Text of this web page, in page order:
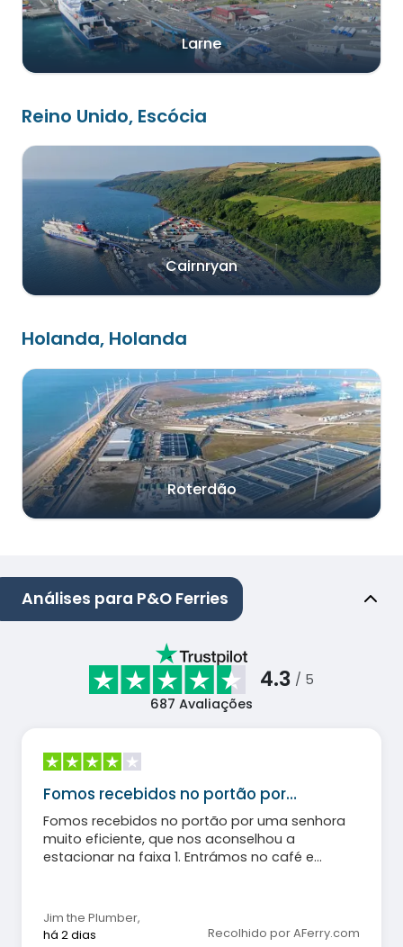
Larne
Reino Unido, Escócia
Cairnryan
Holanda, Holanda
Roterdão
Análises para P&O Ferries
4.3 / 5
687 Avaliações
Fomos recebidos no portão por…
Fomos recebidos no portão por uma senhora
muito eficiente, que nos aconselhou a
estacionar na faixa 1. Entrámos no café e
parecia saber que havia uma pessoa em
cadeira de rodas no nosso grupo. Solicitei a um
Jim the Plumber,
há 2 dias
Recolhido por AFerry.com